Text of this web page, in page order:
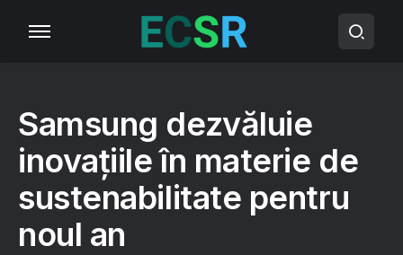
Samsung dezvăluie
inovațiile în materie de
sustenabilitate pentru
noul an